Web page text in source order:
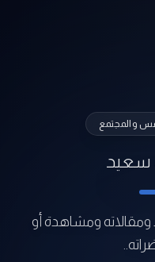
والمجتمع
سعيد
ومشاهدة أو